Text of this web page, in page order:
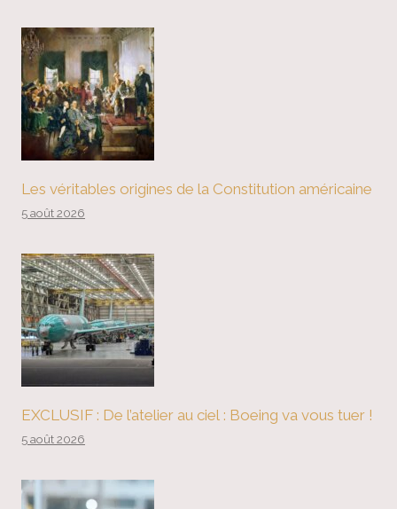
Les véritables origines de la Constitution américaine
5 août 2026
EXCLUSIF : De l’atelier au ciel : Boeing va vous tuer !
5 août 2026